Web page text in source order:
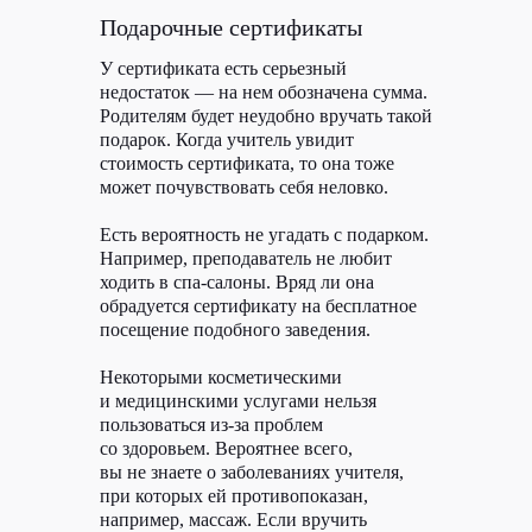
Подарочные сертификаты
У сертификата есть серьезный
недостаток — на нем обозначена сумма.
Родителям будет неудобно вручать такой
подарок. Когда учитель увидит
стоимость сертификата, то она тоже
может почувствовать себя неловко.
Есть вероятность не угадать с подарком.
Например, преподаватель не любит
ходить в спа-салоны. Вряд ли она
обрадуется сертификату на бесплатное
посещение подобного заведения.
Некоторыми косметическими
и медицинскими услугами нельзя
пользоваться из-за проблем
со здоровьем. Вероятнее всего,
вы не знаете о заболеваниях учителя,
при которых ей противопоказан,
например, массаж. Если вручить
Статья в Журнал
Ситилинк
О проекте
Ситилинк — это онлайн-магазин техники
и вещей для жизни. Они продают десятки
тысяч наименований товаров и помогают
не переплачивать. Держат низкие цены
за счет прямых поставок, большого объема,
собственных магазинов и пунктов выдачи.
В Ситилинк продаются компьютеры,
гаджеты, бытовая техника для красоты,